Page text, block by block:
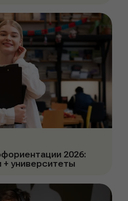
2026:
университеты